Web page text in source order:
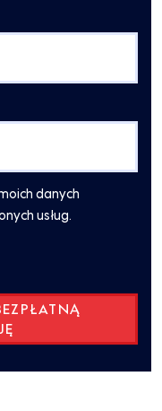
danych
usług.